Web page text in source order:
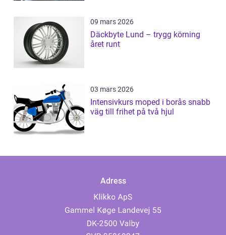
09 mars 2026
Däckbyte Lund – trygg körning
året runt
03 mars 2026
Intensivkurs moped i borås snabb
väg till frihet på två hjul
Adress